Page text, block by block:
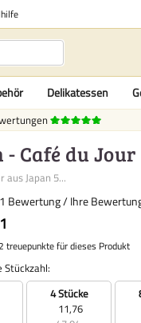
Delikatessen
Café du Jour
aus Japan 5...
1 Bewertung
Ihre
treuepunkte für dieses Produkt
Stückzahl:
4 Stücke
11,76